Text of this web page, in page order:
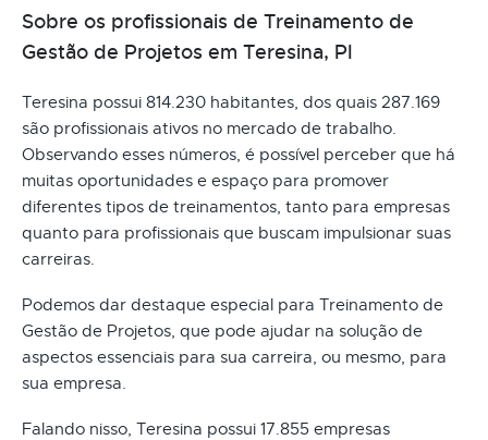
Sobre os profissionais de Treinamento de
Gestão de Projetos em Teresina, PI
Teresina possui 814.230 habitantes, dos quais 287.169
são profissionais ativos no mercado de trabalho.
Observando esses números, é possível perceber que há
muitas oportunidades e espaço para promover
diferentes tipos de treinamentos, tanto para empresas
quanto para profissionais que buscam impulsionar suas
carreiras.
Podemos dar destaque especial para Treinamento de
Gestão de Projetos, que pode ajudar na solução de
aspectos essenciais para sua carreira, ou mesmo, para
sua empresa.
Falando nisso, Teresina possui 17.855 empresas